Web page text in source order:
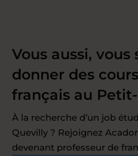
Vous aussi, vous
donner des
français au
À la recherche d’un job
Quevilly ? Rejoignez
devenant professeur de